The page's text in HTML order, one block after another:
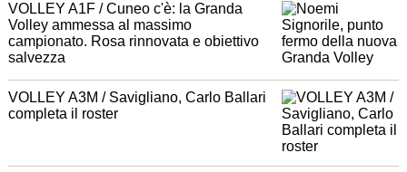
VOLLEY A1F / Cuneo c'è: la Granda
Volley ammessa al massimo
campionato. Rosa rinnovata e obiettivo
salvezza
VOLLEY A3M / Savigliano, Carlo Ballari
completa il roster